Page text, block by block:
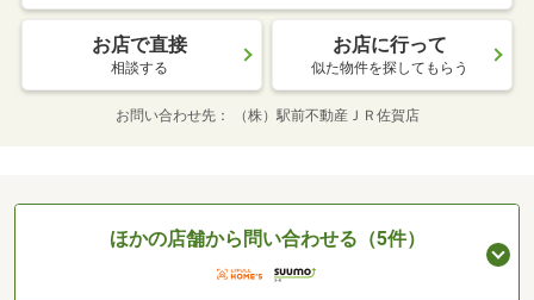
お店で直接
相談する
お店に行って
似た物件を探してもらう
お問い合わせ先 （株）駅前不動産ＪＲ佐賀店
ほかの店舗から問い合わせる（5件）